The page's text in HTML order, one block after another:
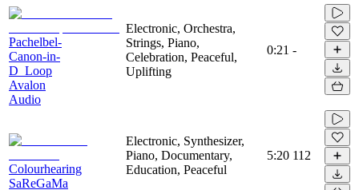
Pachelbel-
Canon-in-
D_Loop
Avalon
Audio
Electronic, Orchestra,
Strings, Piano,
Celebration, Peaceful,
Uplifting
0:21 -
Colourhearing
SaReGaMa
Electronic, Synthesizer,
Piano, Documentary,
Education, Peaceful
5:20 112